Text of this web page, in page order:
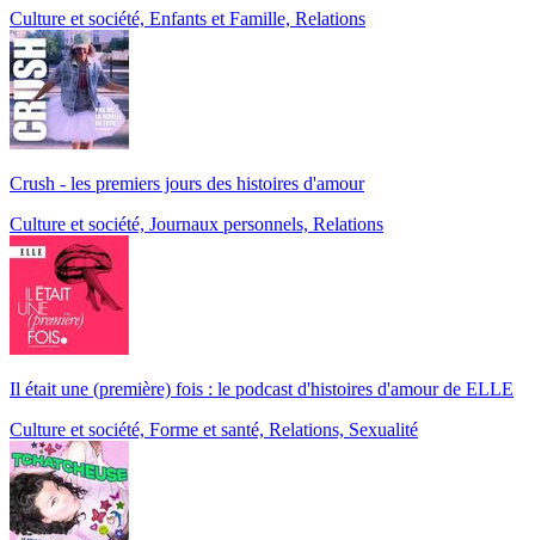
Culture et société, Enfants et Famille, Relations
Crush - les premiers jours des histoires d'amour
Culture et société, Journaux personnels, Relations
Il était une (première) fois : le podcast d'histoires d'amour de ELLE
Culture et société, Forme et santé, Relations, Sexualité